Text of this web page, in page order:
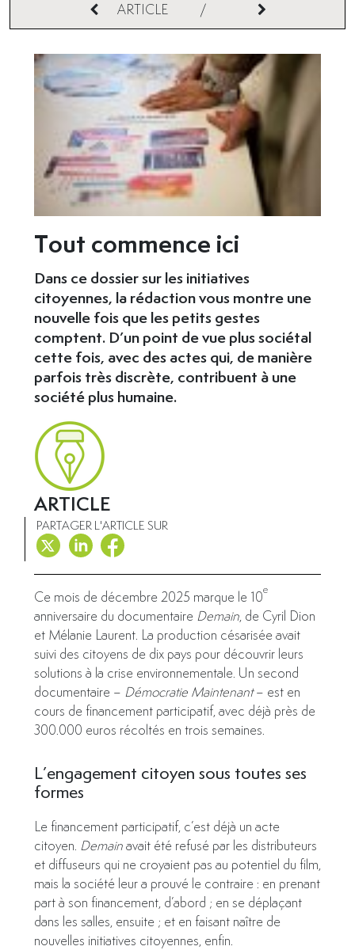
ARTICLE /
Tout commence ici
Dans ce dossier sur les initiatives
citoyennes, la rédaction vous montre une
nouvelle fois que les petits gestes
comptent. D’un point de vue plus sociétal
cette fois, avec des actes qui, de manière
parfois très discrète, contribuent à une
société plus humaine.
ARTICLE
PARTAGER L'ARTICLE SUR
Ce mois de décembre 2025 marque le 10e
anniversaire du documentaire Demain, de Cyril Dion
et Mélanie Laurent. La production césarisée avait
suivi des citoyens de dix pays pour découvrir leurs
solutions à la crise environnementale. Un second
documentaire – Démocratie Maintenant– est en
cours de financement participatif, avec déjà près de
300.000 euros récoltés en trois semaines.
L’engagement citoyen sous toutes ses
formes
Le financement participatif, c’est déjà un acte
citoyen. Demainavait été refusé par les distributeurs
et diffuseurs qui ne croyaient pas au potentiel du film,
mais la société leur a prouvé le contraire : en prenant
part à son financement, d’abord ; en se déplaçant
dans les salles, ensuite ; et en faisant naître de
nouvelles initiatives citoyennes, enfin.